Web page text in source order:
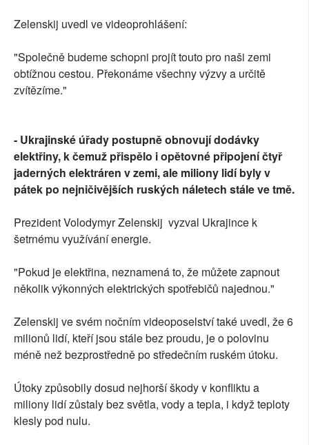
Zelenskij uvedl ve videoprohlášení:
"Společně budeme schopni projít touto pro naši zemi
obtížnou cestou. Překonáme všechny výzvy a určitě
zvítězíme."
- Ukrajinské úřady postupně obnovují dodávky
elektřiny, k čemuž přispělo i opětovné připojení čtyř
jaderných elektráren v zemi, ale miliony lidí byly v
pátek po nejničivějších ruských náletech stále ve tmě.
Prezident Volodymyr Zelenskij vyzval Ukrajince k
šetrnému využívání energie.
"Pokud je elektřina, neznamená to, že můžete zapnout
několik výkonných elektrických spotřebičů najednou."
Zelenskij ve svém nočním videoposelství také uvedl, že 6
milionů lidí, kteří jsou stále bez proudu, je o polovinu
méně než bezprostředně po středečním ruském útoku.
Útoky způsobily dosud nejhorší škody v konfliktu a
miliony lidí zůstaly bez světla, vody a tepla, i když teploty
klesly pod nulu.